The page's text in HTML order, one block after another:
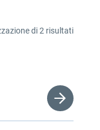
di 2 risultati